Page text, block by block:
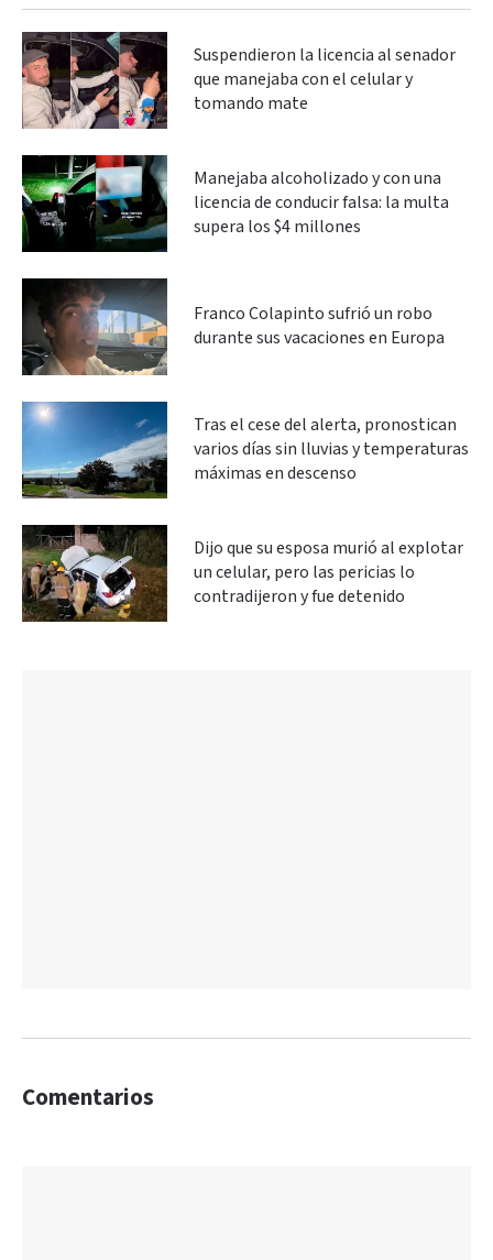
Suspendieron la licencia al senador
que manejaba con el celular y
tomando mate
Manejaba alcoholizado y con una
licencia de conducir falsa: la multa
supera los $4 millones
Franco Colapinto sufrió un robo
durante sus vacaciones en Europa
Tras el cese del alerta, pronostican
varios días sin lluvias y temperaturas
máximas en descenso
Dijo que su esposa murió al explotar
un celular, pero las pericias lo
contradijeron y fue detenido
Comentarios